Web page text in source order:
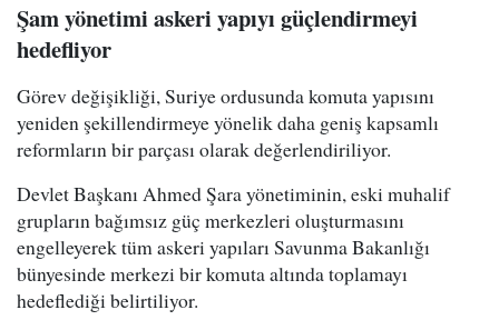
Şam yönetimi askeri yapıyı güçlendirmeyi
hedefliyor
Görev değişikliği, Suriye ordusunda komuta yapısını
yeniden şekillendirmeye yönelik daha geniş kapsamlı
reformların bir parçası olarak değerlendiriliyor.
Devlet Başkanı Ahmed Şara yönetiminin, eski muhalif
grupların bağımsız güç merkezleri oluşturmasını
engelleyerek tüm askeri yapıları Savunma Bakanlığı
bünyesinde merkezi bir komuta altında toplamayı
hedeflediği belirtiliyor.